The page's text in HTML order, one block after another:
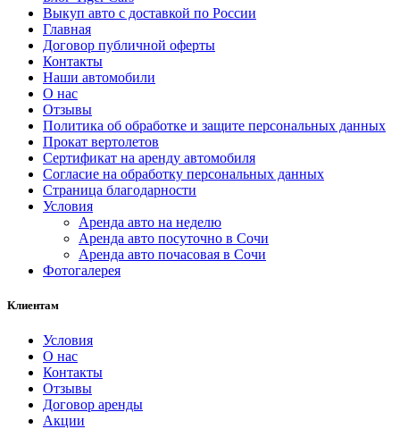
Выкуп авто с доставкой по России
Главная
Договор публичной оферты
Контакты
Наши автомобили
О нас
Отзывы
Политика об обработке и защите персональных данных
Прокат вертолетов
Сертификат на аренду автомобиля
Согласие на обработку персональных данных
Страница благодарности
Условия
Аренда авто на неделю
Аренда авто посуточно в Сочи
Аренда авто почасовая в Сочи
Фотогалерея
Клиентам
Условия
О нас
Контакты
Отзывы
Договор аренды
Акции